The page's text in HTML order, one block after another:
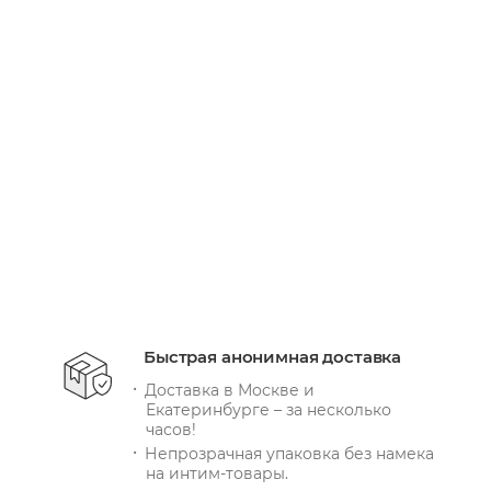
Быстрая анонимная доставка
Доставка в Москве и
Екатеринбурге – за несколько
часов!
Непрозрачная упаковка без намека
на интим-товары.